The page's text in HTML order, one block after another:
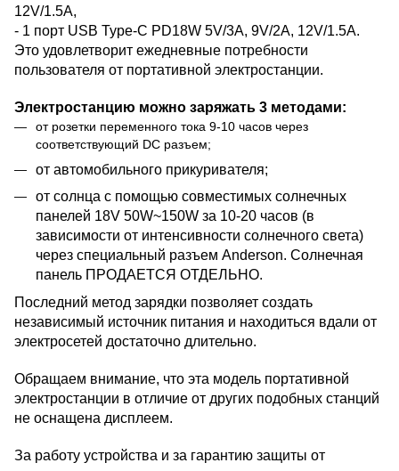
12V/1.5A,
- 1 порт USB Type-C PD18W 5V/3A, 9V/2A, 12V/1.5A.
Это удовлетворит ежедневные потребности
пользователя от портативной электростанции.
Электростанцию можно заряжать 3 методами:
от розетки переменного тока 9-10 часов через
соответствующий DC разъем;
от автомобильного прикуривателя;
от солнца с помощью совместимых солнечных
панелей 18V 50W~150W за 10-20 часов (в
зависимости от интенсивности солнечного света)
через специальный разъем Anderson. Солнечная
панель ПРОДАЕТСЯ ОТДЕЛЬНО.
Последний метод зарядки позволяет создать
независимый источник питания и находиться вдали от
электросетей достаточно длительно.
Обращаем внимание, что эта модель портативной
электростанции в отличие от других подобных станций
не оснащена дисплеем.
За работу устройства и за гарантию защиты от